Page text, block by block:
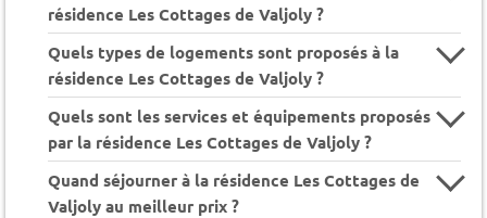
résidence Les Cottages de Valjoly ?
Quels types de logements sont proposés à la
résidence Les Cottages de Valjoly ?
Quels sont les services et équipements proposés
par la résidence Les Cottages de Valjoly ?
Quand séjourner à la résidence Les Cottages de
Valjoly au meilleur prix ?